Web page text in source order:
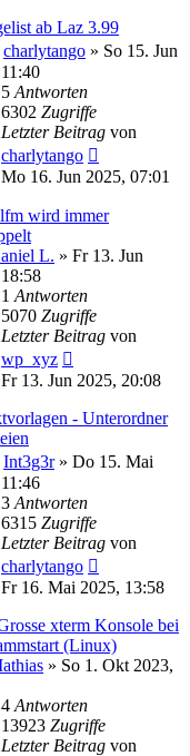
ab Laz 3.99
charlytango » So 15. Jun
5 Antworten
6302 Zugriffe
Letzter Beitrag von
charlytango
Mo 16. Jun 2025, 07:01
wird immer
L. » Fr 13. Jun
1 Antworten
5070 Zugriffe
Letzter Beitrag von
wp_xyz
Fr 13. Jun 2025, 20:08
- Unterordner
Int3g3r» Do 15. Mai
3 Antworten
6315 Zugriffe
Letzter Beitrag von
charlytango
Fr 16. Mai 2025, 13:58
xterm Konsole bei
(Linux)
» So 1. Okt 2023,
4 Antworten
13923 Zugriffe
Letzter Beitrag von